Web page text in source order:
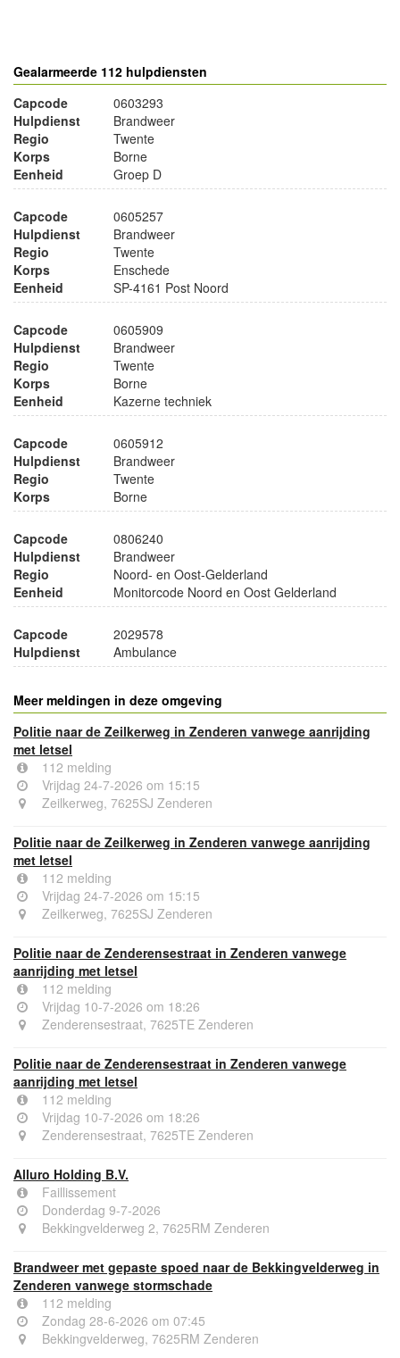
Gealarmeerde 112 hulpdiensten
Capcode
0603293
Hulpdienst
Brandweer
Regio
Twente
Korps
Borne
Eenheid
Groep D
Capcode
0605257
Hulpdienst
Brandweer
Regio
Twente
Korps
Enschede
Eenheid
SP-4161 Post Noord
Capcode
0605909
Hulpdienst
Brandweer
Regio
Twente
Korps
Borne
Eenheid
Kazerne techniek
Capcode
0605912
Hulpdienst
Brandweer
Regio
Twente
Korps
Borne
Capcode
0806240
Hulpdienst
Brandweer
Regio
Noord- en Oost-Gelderland
Eenheid
Monitorcode Noord en Oost Gelderland
Capcode
2029578
Hulpdienst
Ambulance
Meer meldingen in deze omgeving
Politie naar de Zeilkerweg in Zenderen vanwege aanrijding
met letsel
112 melding
Vrijdag 24-7-2026 om 15:15
Zeilkerweg, 7625SJ Zenderen
Politie naar de Zeilkerweg in Zenderen vanwege aanrijding
met letsel
112 melding
Vrijdag 24-7-2026 om 15:15
Zeilkerweg, 7625SJ Zenderen
Politie naar de Zenderensestraat in Zenderen vanwege
aanrijding met letsel
112 melding
Vrijdag 10-7-2026 om 18:26
Zenderensestraat, 7625TE Zenderen
Politie naar de Zenderensestraat in Zenderen vanwege
aanrijding met letsel
112 melding
Vrijdag 10-7-2026 om 18:26
Zenderensestraat, 7625TE Zenderen
Alluro Holding B.V.
Faillissement
Donderdag 9-7-2026
Bekkingvelderweg 2, 7625RM Zenderen
Brandweer met gepaste spoed naar de Bekkingvelderweg in
Zenderen vanwege stormschade
112 melding
Zondag 28-6-2026 om 07:45
Bekkingvelderweg, 7625RM Zenderen